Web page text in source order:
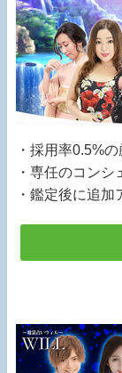
・採用率0.5%
・専任のコン
・鑑定後に追